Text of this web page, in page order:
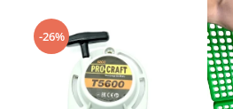
-26%